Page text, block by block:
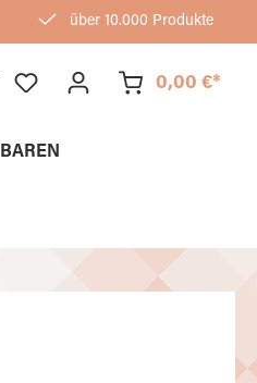
über 10.000 Produkte
0,00 €*